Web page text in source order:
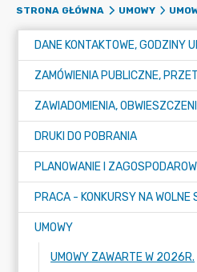
STRONA GŁÓWNA UMOWY
DRUKI DO POBRANIA
UMOWY
UMOWY ZAWARTE W 2026R.